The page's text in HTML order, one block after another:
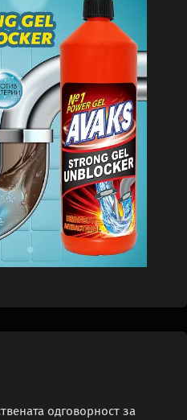
одговорност за